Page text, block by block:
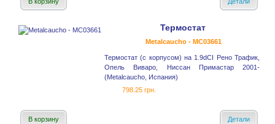
Термостат
Metalcaucho - MC03661
Термостат (с корпусом) на 1.9dCI Рено Трафик,
Опель Виваро, Ниссан Примастар 2001-
(Metalcaucho, Испания)
798.25 грн.
В корзину Детали